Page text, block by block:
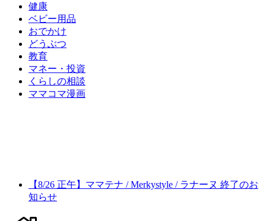
健康
ベビー用品
おでかけ
どうぶつ
教育
マネー・投資
くらしの相談
ママコマ漫画
【8/26 正午】ママテナ / Merkystyle / ラナーヌ 終了のお
知らせ